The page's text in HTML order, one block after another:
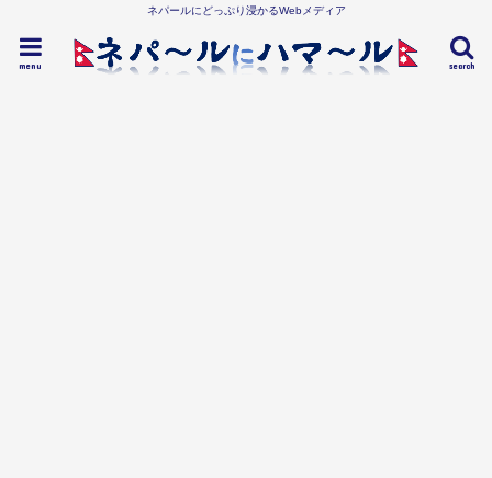
ネパールにどっぷり浸かるWebメディア
search
menu